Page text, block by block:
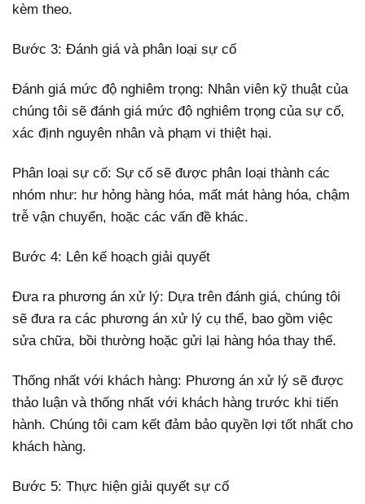
kèm theo.
Bước 3: Đánh giá và phân loại sự cố
Đánh giá mức độ nghiêm trọng: Nhân viên kỹ thuật của
chúng tôi sẽ đánh giá mức độ nghiêm trọng của sự cố,
xác định nguyên nhân và phạm vi thiệt hại.
Phân loại sự cố: Sự cố sẽ được phân loại thành các
nhóm như: hư hỏng hàng hóa, mất mát hàng hóa, chậm
trễ vận chuyển, hoặc các vấn đề khác.
Bước 4: Lên kế hoạch giải quyết
Đưa ra phương án xử lý: Dựa trên đánh giá, chúng tôi
sẽ đưa ra các phương án xử lý cụ thể, bao gồm việc
sửa chữa, bồi thường hoặc gửi lại hàng hóa thay thế.
Thống nhất với khách hàng: Phương án xử lý sẽ được
thảo luận và thống nhất với khách hàng trước khi tiến
hành. Chúng tôi cam kết đảm bảo quyền lợi tốt nhất cho
khách hàng.
Bước 5: Thực hiện giải quyết sự cố